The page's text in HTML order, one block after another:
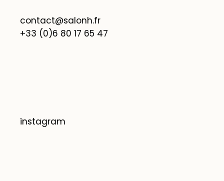
contact@salonh.fr
+33 (0)6 80 17 65 47
instagram